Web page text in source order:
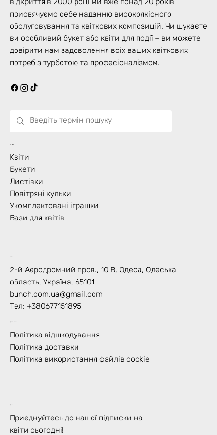
That said, we always make sure the bouquet
keeps the same overall value, size, and visual
impact by carefully selecting high-quality
flowers and arranging them beautifully. Our
goal is for your order to still look full, elegant,
and special. Thank you for your understanding
lot to us 🤍.
присвячуємо себе наданню високоякісного
обслуговування та квіткових композицій. Чи шукаєте
ви особливий букет або квіти для події – ви можете
довірити нам задоволення всіх ваших квіткових
потреб з турботою та професіоналізмом.
Що Цвіте?
Kвіти
Букети
Листівки
Повітряні кульки
Укомплектовані іграшки
Вази для квітів
Контакт
2-й Аеродромний пров., 10 В, Одеса, Одеська
область, Україна, 65101
bunch.com.ua@gmail.com
Тел: +380677151895
Правила магазину
Політика відшкодування
Політика доставки
Політика використання файлів cookie
Підписка
Приєднуйтесь до нашої підписки на
квіти сьогодні!